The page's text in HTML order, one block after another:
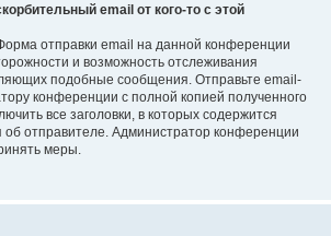
email от кого-то с этой
отправки email на данной конференции
и возможность отслеживания
подобные сообщения. Отправьте email-
конференции с полной копией полученного
все заголовки, в которых содержится
отправителе. Администратор конференции
меры.